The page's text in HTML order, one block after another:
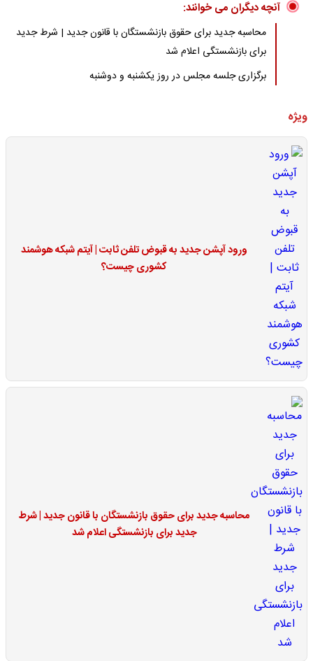
آنچه دیگران می خوانند:
محاسبه جدید برای حقوق بازنشستگان با قانون جدید | شرط جدید
برای بازنشستگی اعلام شد
برگزاری جلسه مجلس در روز یکشنبه و دوشنبه
ویژه
ورود آپشن جدید به قبوض تلفن ثابت | آیتم شبکه هوشمند
کشوری چیست؟
محاسبه جدید برای حقوق بازنشستگان با قانون جدید | شرط
جدید برای بازنشستگی اعلام شد